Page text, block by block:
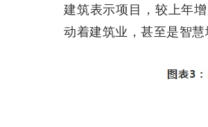
建筑表示项目，较上年
动着建筑业，甚至是智慧